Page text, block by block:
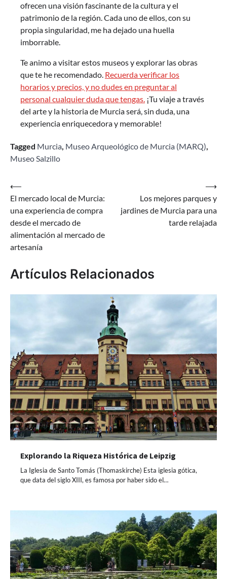
ofrecen una visión fascinante de la cultura y el
patrimonio de la región. Cada uno de ellos, con su
propia singularidad, me ha dejado una huella
imborrable.
Te animo a visitar estos museos y explorar las obras
que te he recomendado. Recuerda verificar los
horarios y precios, y no dudes en preguntar al
personal cualquier duda que tengas. ¡Tu viaje a través
del arte y la historia de Murcia será, sin duda, una
experiencia enriquecedora y memorable!
Tagged Murcia, Museo Arqueológico de Murcia (MARQ),
Museo Salzillo
Navegación
de
entradas
⟵
El mercado local de Murcia:
una experiencia de compra
desde el mercado de
alimentación al mercado de
artesanía
Los mejores parques y
jardines de Murcia para una
tarde relajada
⟶
Artículos Relacionados
Explorando la Riqueza Histórica de Leipzig
La Iglesia de Santo Tomás (Thomaskirche) Esta iglesia gótica,
que data del siglo XIII, es famosa por haber sido el…